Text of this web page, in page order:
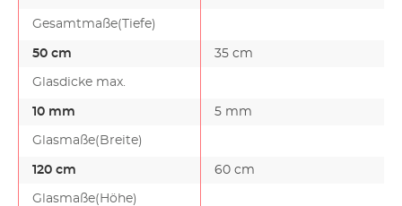
Gesamtmaße(Tiefe)
50 cm 35 cm
Glasdicke max.
10 mm 5 mm
Glasmaße(Breite)
120 cm 60 cm
Glasmaße(Höhe)